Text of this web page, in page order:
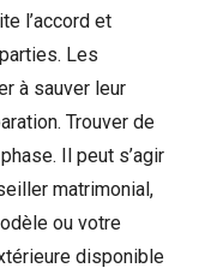
l’accord et
Les
à sauver leur
Trouver de
Il peut s’agir
matrimonial,
ou votre
disponible